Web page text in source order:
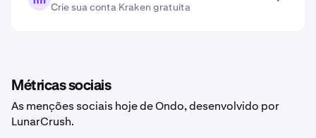
Crie sua conta Kraken gratuita
Métricas sociais
As menções sociais hoje de Ondo, desenvolvido por
LunarCrush.